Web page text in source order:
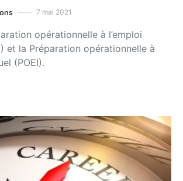
7 mai 2021
opérationnelle à l’emploi
et la Préparation opérationnelle à
(POEI).